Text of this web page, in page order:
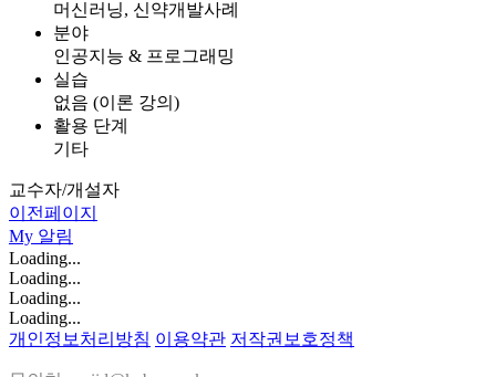
머신러닝, 신약개발사례
분야
인공지능 & 프로그래밍
실습
없음 (이론 강의)
활용 단계
기타
교수자/개설자
이전페이지
My 알림
Loading...
Loading...
Loading...
Loading...
개인정보처리방침 이용약관 저작권보호정책